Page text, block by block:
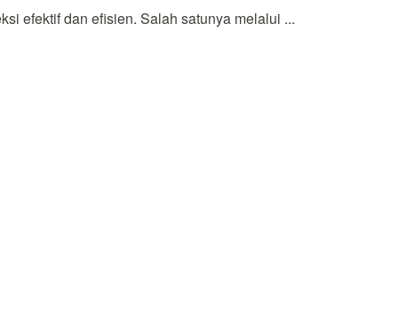
efektif dan efisien. Salah satunya melalui ...